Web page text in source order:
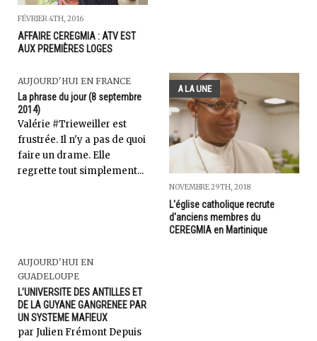
FÉVRIER 4TH, 2016
AFFAIRE CEREGMIA : ATV EST
AUX PREMIÈRES LOGES
AUJOURD'HUI EN FRANCE
La phrase du jour (8 septembre
2014)
Valérie #Trieweiller est
frustrée. Il n'y a pas de quoi
faire un drame. Elle
regrette tout simplement...
A LA UNE
NOVEMBRE 29TH, 2018
L'église catholique recrute
d'anciens membres du
CEREGMIA en Martinique
AUJOURD'HUI EN
GUADELOUPE
L’UNIVERSITE DES ANTILLES ET
DE LA GUYANE GANGRENEE PAR
UN SYSTEME MAFIEUX
par Julien Frémont Depuis